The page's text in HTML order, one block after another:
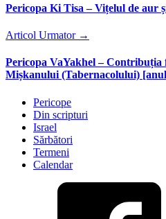
Pericopa Ki Tisa – Vițelul de aur
Articol Urmator →
Pericopa VaYakhel – Contribuția
Mișkanului (Tabernacolului)
Pericope
Din scripturi
Israel
Sărbători
Termeni
Calendar